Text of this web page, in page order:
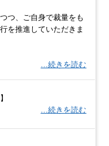
つ、ご自身で裁量をも
を推進していただきま
…続きを読む
…続きを読む